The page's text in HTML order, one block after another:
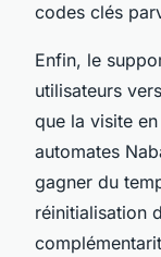
codes clés
Enfin, le
utilisateurs
que la visite
automates
gagner du
réinitialisation